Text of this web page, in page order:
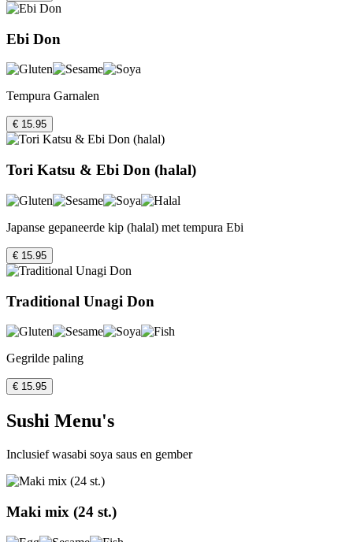
Ebi Don
Tempura Garnalen
€ 15.95
Tori Katsu & Ebi Don (halal)
Japanse gepaneerde kip (halal) met tempura Ebi
€ 15.95
Traditional Unagi Don
Gegrilde paling
€ 15.95
Sushi Menu's
Inclusief wasabi soya saus en gember
Maki mix (24 st.)